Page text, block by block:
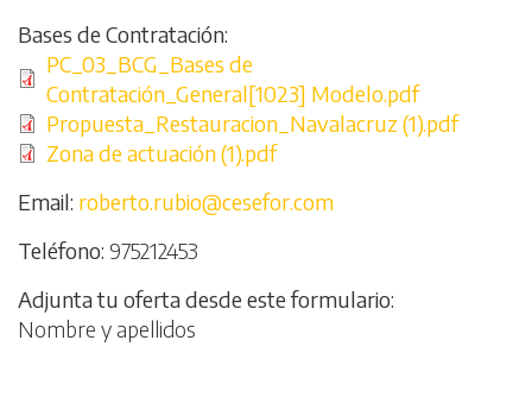
Bases de Contratación
Archivo
PC_03_BCG_Bases de
Contratación_General[1023] Modelo.pdf
Archivo
Propuesta_Restauracion_Navalacruz (1).pdf
Archivo
Zona de actuación (1).pdf
Email roberto.rubio@cesefor.com
Teléfono 975212453
Adjunta tu oferta desde este formulario
Nombre y apellidos